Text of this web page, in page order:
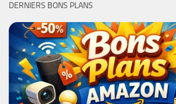
DERNIERS BONS PLANS